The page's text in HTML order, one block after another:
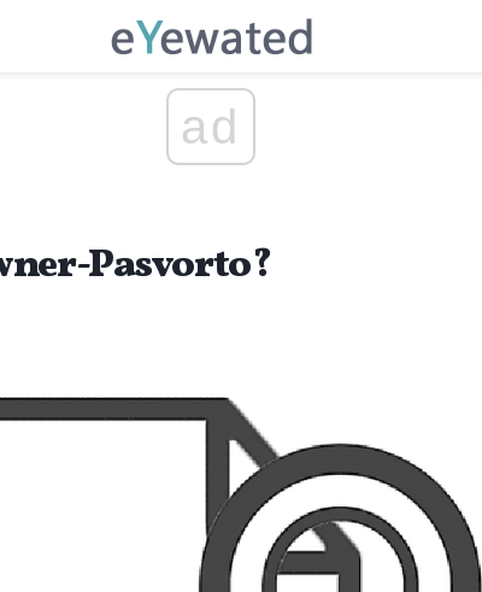
ad
Pasvorto?